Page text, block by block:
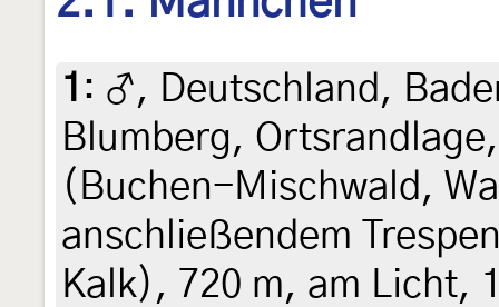
1 : ♂, Deutschland,
Blumberg,
(Buchen-Mischwald,
anschließendem
Kalk), 720 m, am Licht,